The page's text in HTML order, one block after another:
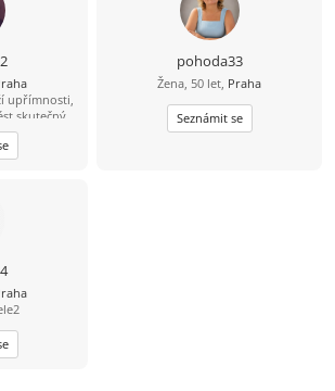
upřímnosti,
skutečný
„pro
mít po
kterým se
jednoduše
V
rozvojem
se z
útulných
kávy a
Ráda
občas
a objevuji
pohoda33
Žena, 50 let, Praha
Seznámit se